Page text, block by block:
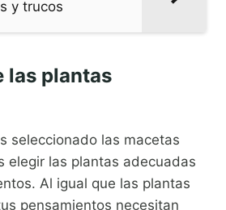
y trucos
las plantas
seleccionado las macetas
elegir las plantas adecuadas
Al igual que las plantas
pensamientos necesitan